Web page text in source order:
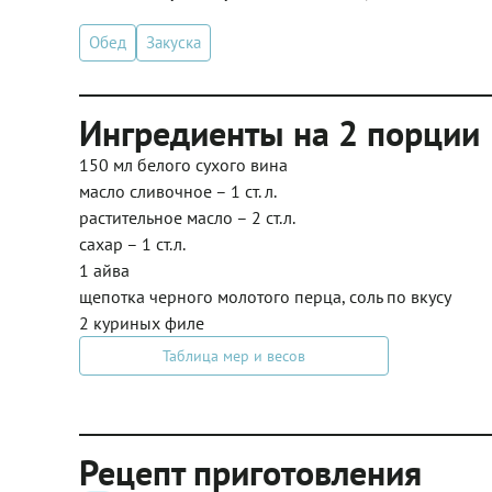
Обед Закуска
Ингредиенты на 2 порции
150 мл белого сухого вина
масло сливочное – 1 ст. л.
растительное масло – 2 ст.л.
сахар – 1 ст.л.
1 айва
щепотка черного молотого перца, соль по вкусу
2 куриных филе
Таблица мер и весов
Рецепт приготовления